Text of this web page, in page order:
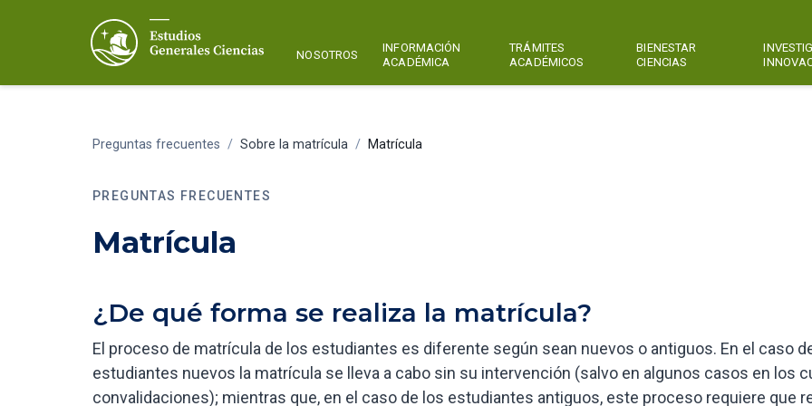
NOSOTROS
INFORMACIÓN
ACADÉMICA
TRÁMITES
ACADÉMICOS
BIENESTAR
CIENCIAS
Preguntas frecuentes / Sobre la matrícula / Matrícula
PREGUNTAS FRECUENTES
Matrícula
¿De qué forma se realiza la matrícula?
El proceso de matrícula de los estudiantes es diferente según sean nuevos o antiguos. En el caso
estudiantes nuevos la matrícula se lleva a cabo sin su intervención (salvo en algunos casos en los
convalidaciones); mientras que, en el caso de los estudiantes antiguos, este proceso requiere que